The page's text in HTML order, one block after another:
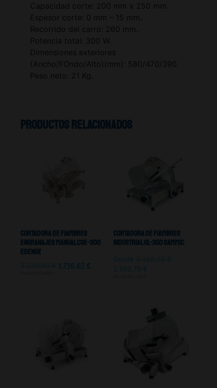
Capacidad corte: 200 mm x 250 mm.
Espesor corte: 0 mm – 15 mm.
Recorrido del carro: 260 mm.
Potencia total: 300 W.
Dimensiones exteriores
(Ancho/FOndo/Alto)(mm): 580/470/390.
Peso neto: 21 Kg.
Productos relacionados
Cortadora De Fiambres
Engranajes Manual CGE-300
Edenox
1.716,67 €
Cortadora De Fiambres
Industrial GL-350 Sammic
Desde
2.553,75 €